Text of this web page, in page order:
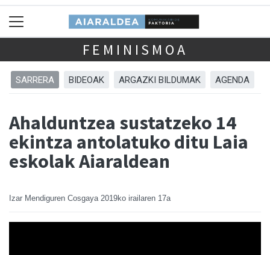
FEMINISMOA
SARRERA BIDEOAK ARGAZKI BILDUMAK AGENDA
Ahalduntzea sustatzeko 14
ekintza antolatuko ditu Laia
eskolak Aiaraldean
Izar Mendiguren Cosgaya 2019ko irailaren 17a